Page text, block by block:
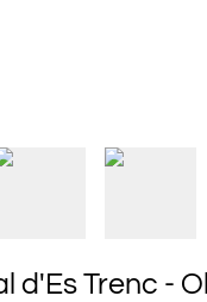
d'Es Trenc -